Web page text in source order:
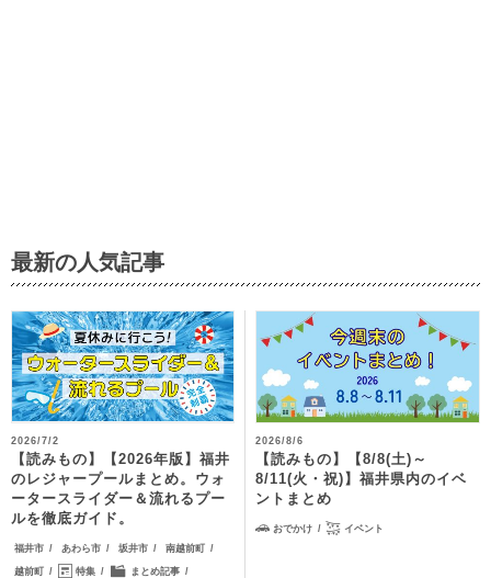
最新の人気記事
2026/7/2
【読みもの】【2026年版】福井
のレジャープールまとめ。ウォ
ータースライダー＆流れるプー
ルを徹底ガイド。
福井市 あわら市 坂井市 南越前町
越前町 特集 まとめ記事
2026/8/6
【読みもの】【8/8(土)～
8/11(火・祝)】福井県内のイベ
ントまとめ
おでかけ イベント